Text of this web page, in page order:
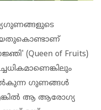
(Queen of Fruits)
ഗുണങ്ങൾ
ആ ആരോഗ്യ